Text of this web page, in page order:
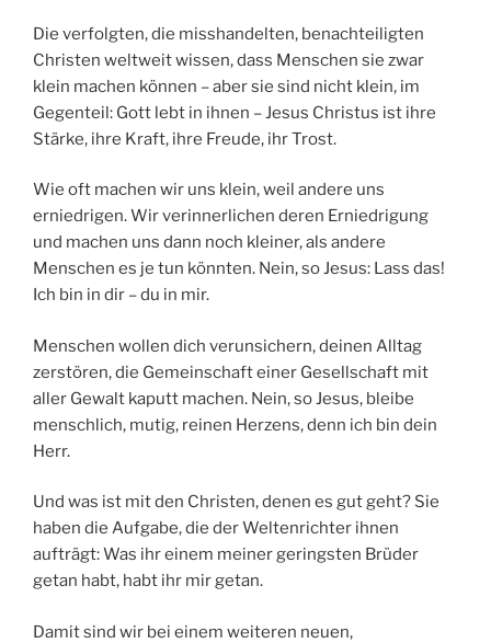
Die verfolgten, die misshandelten, benachteiligten
Christen weltweit wissen, dass Menschen sie zwar
klein machen können – aber sie sind nicht klein, im
Gegenteil: Gott lebt in ihnen – Jesus Christus ist ihre
Stärke, ihre Kraft, ihre Freude, ihr Trost.
Wie oft machen wir uns klein, weil andere uns
erniedrigen. Wir verinnerlichen deren Erniedrigung
und machen uns dann noch kleiner, als andere
Menschen es je tun könnten. Nein, so Jesus: Lass das!
Ich bin in dir – du in mir.
Menschen wollen dich verunsichern, deinen Alltag
zerstören, die Gemeinschaft einer Gesellschaft mit
aller Gewalt kaputt machen. Nein, so Jesus, bleibe
menschlich, mutig, reinen Herzens, denn ich bin dein
Herr.
Und was ist mit den Christen, denen es gut geht? Sie
haben die Aufgabe, die der Weltenrichter ihnen
aufträgt: Was ihr einem meiner geringsten Brüder
getan habt, habt ihr mir getan.
Damit sind wir bei einem weiteren neuen,